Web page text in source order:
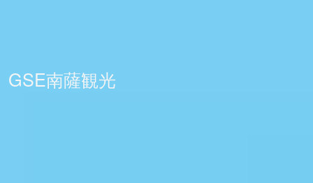
GSE南薩観光